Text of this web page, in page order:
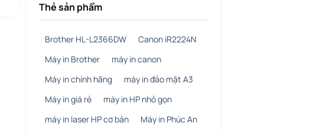
Thẻ sản phẩm
Brother HL-L2366DW
Canon iR2224N
Máy in Brother
máy in canon
Máy in chính hãng
máy in đảo mặt A3
Máy in giá rẻ
máy in HP nhỏ gọn
máy in laser HP cơ bản
Máy in Phúc An